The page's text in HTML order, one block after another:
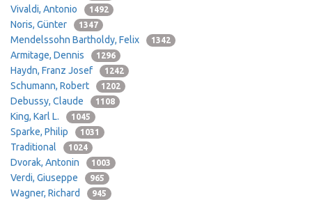
Vivaldi, Antonio 1492
Noris, Günter 1347
Mendelssohn Bartholdy, Felix 1342
Armitage, Dennis 1296
Haydn, Franz Josef 1242
Schumann, Robert 1202
Debussy, Claude 1108
King, Karl L. 1045
Sparke, Philip 1031
Traditional 1024
Dvorak, Antonin 1003
Verdi, Giuseppe 965
Wagner, Richard 945